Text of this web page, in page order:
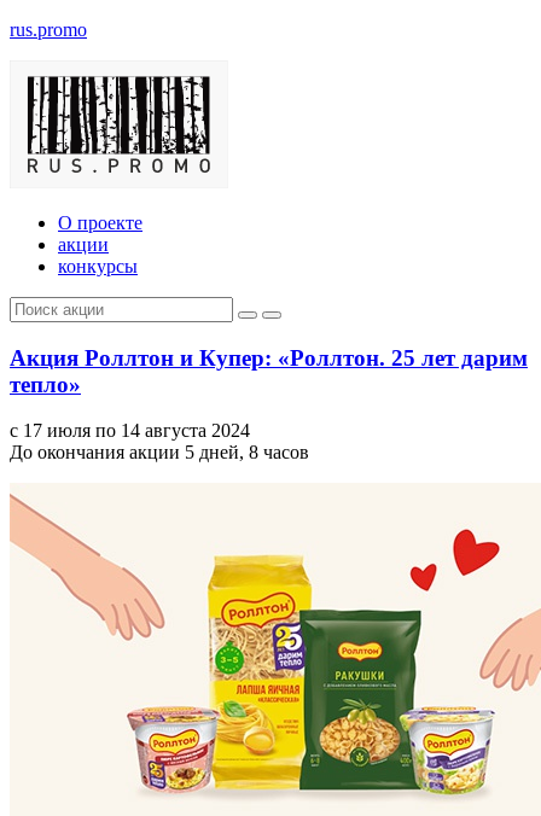
rus.promo
О проекте
акции
конкурсы
Акция Роллтон и Купер: «Роллтон. 25 лет дарим
тепло»
с 17 июля по 14 августа 2024
До окончания акции 5 дней, 8 часов